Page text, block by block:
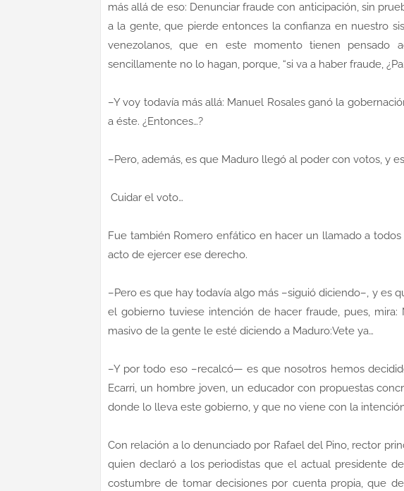
más allá de eso: Denunciar fraude con anticipación, sin
a la gente, que pierde entonces la confianza en nuestro
venezolanos, que en este momento tienen pensado
sencillamente no lo hagan, porque, “si va a haber fraude,
–Y voy todavía más allá: Manuel Rosales ganó la
a éste. ¿Entonces…?
–Pero, además, es que Maduro llegó al poder con votos, y
Cuidar el voto…
Fue también Romero enfático en hacer un llamado a
acto de ejercer ese derecho.
–Pero es que hay todavía algo más –siguió diciendo–, y es
el gobierno tuviese intención de hacer fraude, pues,
masivo de la gente le esté diciendo a Maduro:Vete ya…
–Y por todo eso –recalcó— es que nosotros hemos
Ecarri, un hombre joven, un educador con propuestas
donde lo lleva este gobierno, y que no viene con la
Con relación a lo denunciado por Rafael del Pino, rector
quien declaró a los periodistas que el actual presidente
costumbre de tomar decisiones por cuenta propia, que